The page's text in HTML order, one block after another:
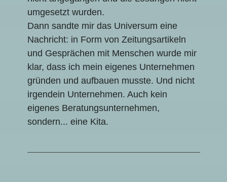
umgesetzt wurden.
Dann sandte mir das Universum eine
Nachricht: in Form von Zeitungsartikeln
und Gesprächen mit Menschen wurde mir
klar, dass ich mein eigenes Unternehmen
gründen und aufbauen musste. Und nicht
irgendein Unternehmen. Auch kein
eigenes Beratungsunternehmen,
sondern... eine Kita.